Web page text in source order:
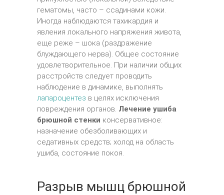
гематомы, часто – ссадинами кожи.
Иногда наблюдаются тахикардия и
явления локального напряжения живота,
еще реже – шока (раздражение
блуждающего нерва). Общее состояние
удовлетворительное. При наличии общих
расстройств следует проводить
наблюдение в динамике, выполнять
лапароцентез в целях исключения
повреждения органов. Лечение ушиба
брюшной стенки консервативное:
назначение обезболивающих и
седативных средств; холод на область
ушиба, состояние покоя.
Разрыв мышц брюшной